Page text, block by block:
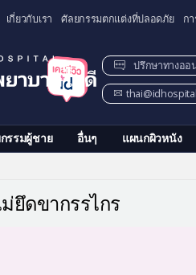
| เกี่ยวกับเรา ศัลยกรรมตกแต่งที่ปลอดภัย ก
รรมผู้ชาย อื่นๆ แผนกผิวหนัง
ปรึกษาทางออ
ยึดขากรรไกร